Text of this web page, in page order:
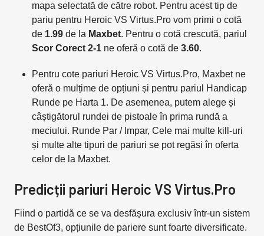
mapa selectată de către robot. Pentru acest tip de
pariu pentru Heroic VS Virtus.Pro vom primi o cotă
de 1.99 de la Maxbet. Pentru o cotă crescută, pariul
Scor Corect 2-1 ne oferă o cotă de 3.60.
Pentru cote pariuri Heroic VS Virtus.Pro, Maxbet ne
oferă o mulțime de opțiuni și pentru pariul Handicap
Runde pe Harta 1. De asemenea, putem alege și
câștigătorul rundei de pistoale în prima rundă a
meciului. Runde Par / Impar, Cele mai multe kill-uri
și multe alte tipuri de pariuri se pot regăsi în oferta
celor de la Maxbet.
Predicții pariuri Heroic VS Virtus.Pro
Fiind o partidă ce se va desfășura exclusiv într-un sistem
de BestOf3, opțiunile de pariere sunt foarte diversificate.